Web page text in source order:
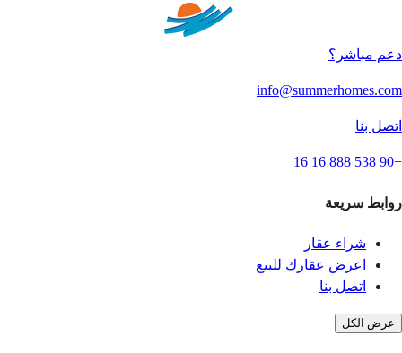
دعم مباشر؟
info@summerhomes.com
اتصل بنا
+90 538 888 16 16
روابط سريعة
شراء عقار
اعرض عقارك للبيع
اتصل بنا
عرض الكل